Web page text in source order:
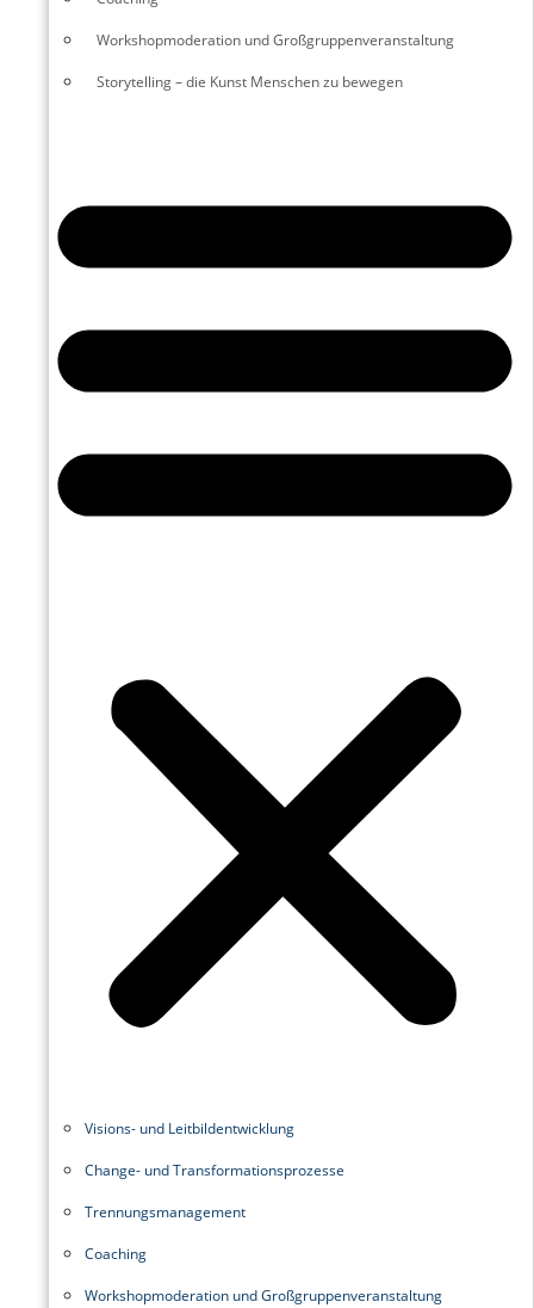
Workshopmoderation und Großgruppenveranstaltung
Storytelling – die Kunst Menschen zu bewegen
Visions- und Leitbildentwicklung
Change- und Transformationsprozesse
Trennungsmanagement
Coaching
Workshopmoderation und Großgruppenveranstaltung